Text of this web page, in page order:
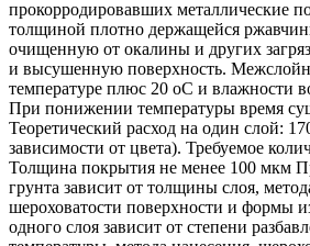
прокорродировавших металлические
толщиной плотно держащейся
очищенную от окалины и других
и высушенную поверхность.
температуре плюс 20 оС и влажности
При понижении температуры время
Теоретический расход на один слой:
зависимости от цвета). Требуемое
Толщина покрытия не менее 100 мкм
грунта зависит от толщины слоя,
шероховатости поверхности и формы
одного слоя зависит от степени